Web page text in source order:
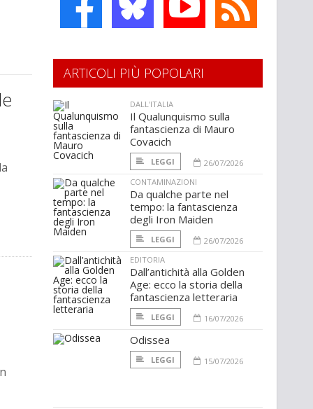
ARTICOLI PIÙ POPOLARI
DALL'ITALIA
Il Qualunquismo sulla
fantascienza di Mauro
Covacich
LEGGI
26/07/2026
CONTAMINAZIONI
Da qualche parte nel
tempo: la fantascienza
degli Iron Maiden
LEGGI
26/07/2026
EDITORIA
Dall’antichità alla Golden
Age: ecco la storia della
fantascienza letteraria
LEGGI 16/07/2026
Odissea
LEGGI 15/07/2026